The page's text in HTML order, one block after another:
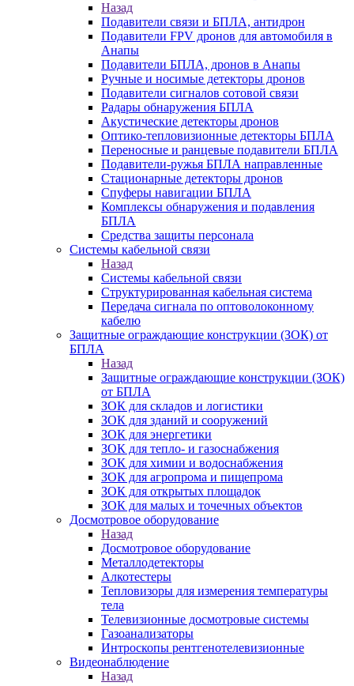
Назад
Подавители связи и БПЛА, антидрон
Подавители FPV дронов для автомобиля в
Анапы
Подавители БПЛА, дронов в Анапы
Ручные и носимые детекторы дронов
Подавители сигналов сотовой связи
Радары обнаружения БПЛА
Акустические детекторы дронов
Оптико-тепловизионные детекторы БПЛА
Переносные и ранцевые подавители БПЛА
Подавители-ружья БПЛА направленные
Стационарные детекторы дронов
Спуферы навигации БПЛА
Комплексы обнаружения и подавления
БПЛА
Средства защиты персонала
Системы кабельной связи
Назад
Системы кабельной связи
Структурированная кабельная система
Передача сигнала по оптоволоконному
кабелю
Защитные ограждающие конструкции (ЗОК) от
БПЛА
Назад
Защитные ограждающие конструкции (ЗОК)
от БПЛА
ЗОК для складов и логистики
ЗОК для зданий и сооружений
ЗОК для энергетики
ЗОК для тепло- и газоснабжения
ЗОК для химии и водоснабжения
ЗОК для агропрома и пищепрома
ЗОК для открытых площадок
ЗОК для малых и точечных объектов
Досмотровое оборудование
Назад
Досмотровое оборудование
Металлодетекторы
Алкотестеры
Тепловизоры для измерения температуры
тела
Телевизионные досмотровые системы
Газоанализаторы
Интроскопы рентгенотелевизионные
Видеонаблюдение
Назад